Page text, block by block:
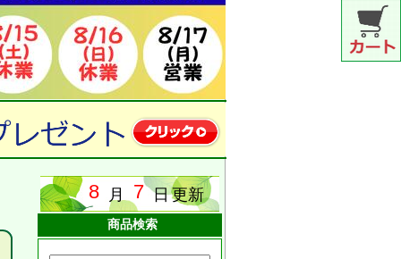
商品検索